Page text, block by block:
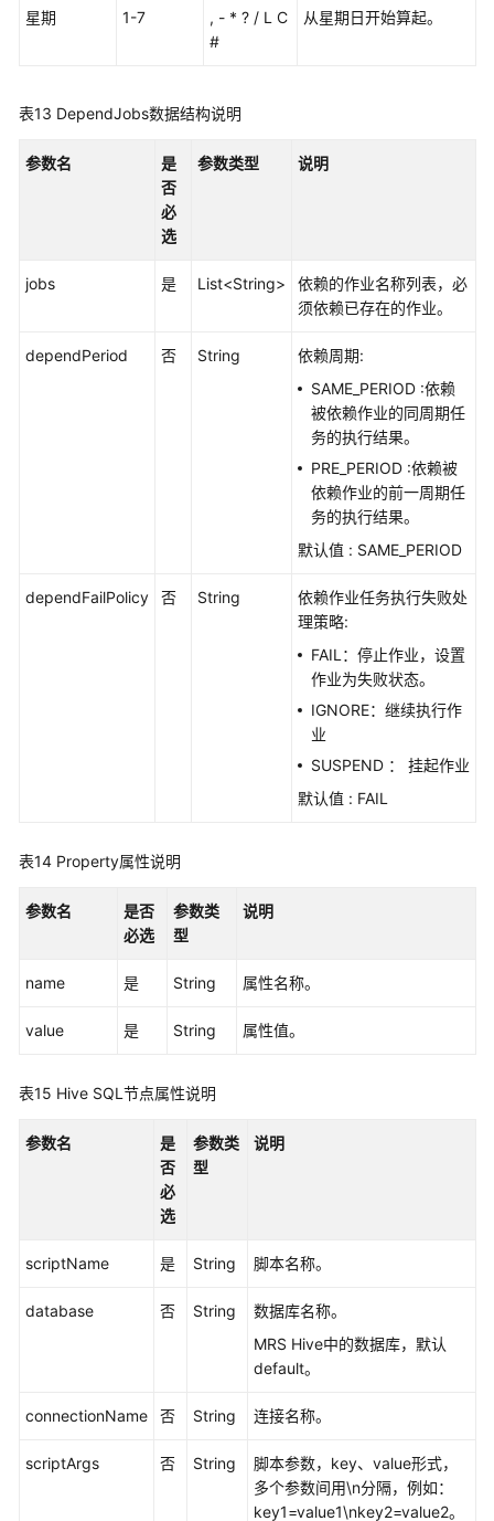
星期 1-7
, - * ? / L C
#
从星期日开始算起。
表13 DependJobs数据结构说明
参数名
是
否
必
选
参数类型 说明
jobs 是 List<String>
依赖的作业名称列表，必
须依赖已存在的作业。
dependPeriod 否 String
依赖周期:
SAME_PERIOD :依赖
被依赖作业的同周期任
务的执行结果。
PRE_PERIOD :依赖被
依赖作业的前一周期任
务的执行结果。
默认值 : SAME_PERIOD
dependFailPolicy 否 String
依赖作业任务执行失败处
理策略:
FAIL：停止作业，设置
作业为失败状态。
IGNORE：继续执行作
业
SUSPEND ： 挂起作业
默认值 : FAIL
表14 Property属性说明
参数名
是否
必选
参数类
型
说明
name 是 String 属性名称。
value 是 String 属性值。
表15 Hive SQL节点属性说明
参数名
是
否
必
选
参数类
型
说明
scriptName 是 String 脚本名称。
database 否 String
数据库名称。
MRS Hive中的数据库，默认
default。
connectionName 否 String 连接名称。
scriptArgs 否 String
脚本参数，key、value形式，
多个参数间用\n分隔，例如：
key1=value1\nkey2=value2。